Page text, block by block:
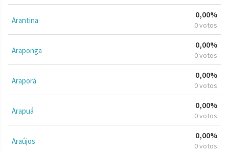
Arantina
0,00%
0 votos
Araponga
0,00%
0 votos
Araporã
0,00%
0 votos
Arapuá
0,00%
0 votos
Araújos
0,00%
0 votos